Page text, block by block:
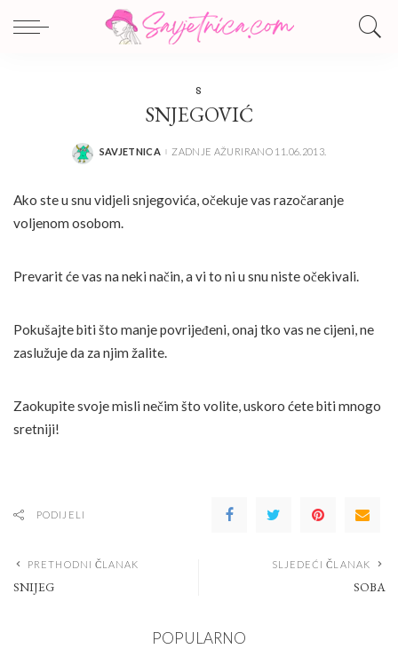
S
SNJEGOVIĆ
POSTED
SAVJETNICA ZADNJE AŽURIRANO 11.06.2013.
Ako ste u snu vidjeli snjegovića, očekuje vas razočaranje
voljenom osobom.
Prevarit će vas na neki način, a vi to ni u snu niste očekivali.
Pokušajte biti što manje povrijeđeni, onaj tko vas ne cijeni, ne
zaslužuje da za njim žalite.
Zaokupite svoje misli nečim što volite, uskoro ćete biti mnogo
sretniji!
PODIJELI
PRETHODNI ČLANAK
SNIJEG
SLJEDEĆI ČLANAK
SOBA
POPULARNO